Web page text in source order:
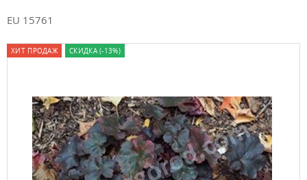
EU 15761
ХИТ ПРОДАЖ СКИДКА (-13%)